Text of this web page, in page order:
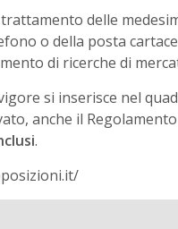
delle
o della posta
di ricerche di
si inserisce nel
anche il
.